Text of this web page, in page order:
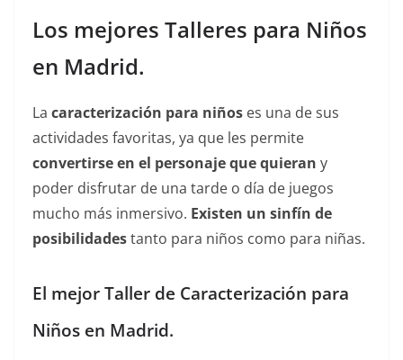
Los mejores Talleres para Niños
en Madrid.
La caracterización para niños es una de sus
actividades favoritas, ya que les permite
convertirse en el personaje que quieran y
poder disfrutar de una tarde o día de juegos
mucho más inmersivo. Existen un sinfín de
posibilidadestanto para niños como para niñas.
El mejor Taller de Caracterización para
Niños en Madrid.